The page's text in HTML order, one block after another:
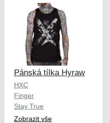
Pánská tílka Hyraw
HXC
Finger
Stay True
Zobrazit vše